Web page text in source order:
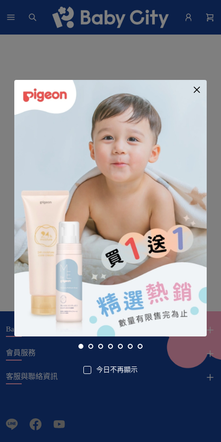
找不到這個商品
Baby City
會員服務
客服與聯絡資訊
今日不再顯示